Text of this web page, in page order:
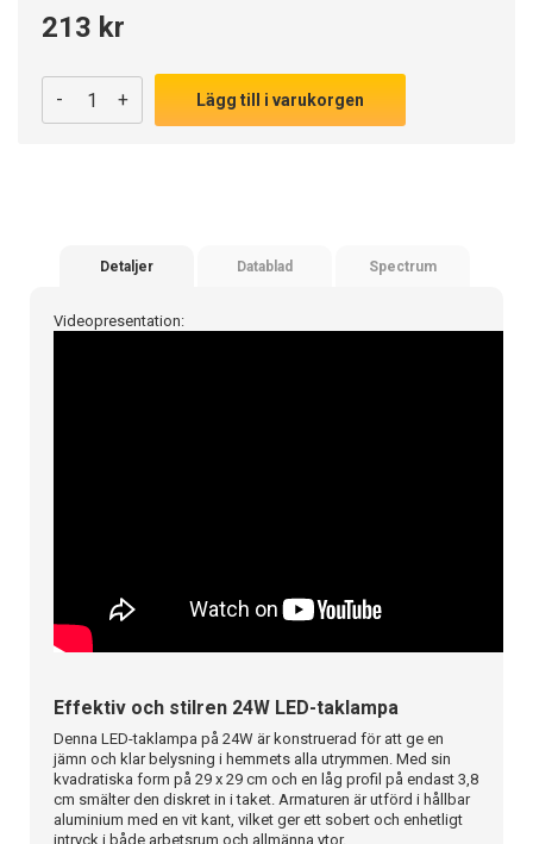
213 kr
- + Lägg till i varukorgen
Detaljer Datablad Spectrum
Videopresentation:
Effektiv och stilren 24W LED-taklampa
Denna LED-taklampa på 24W är konstruerad för att ge en
jämn och klar belysning i hemmets alla utrymmen. Med sin
kvadratiska form på 29 x 29 cm och en låg profil på endast 3,8
cm smälter den diskret in i taket. Armaturen är utförd i hållbar
aluminium med en vit kant, vilket ger ett sobert och enhetligt
intryck i både arbetsrum och allmänna ytor.